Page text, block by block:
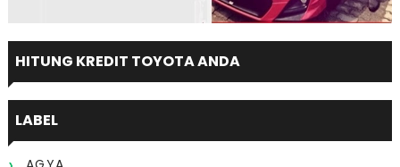
HITUNG KREDIT TOYOTA ANDA
LABEL